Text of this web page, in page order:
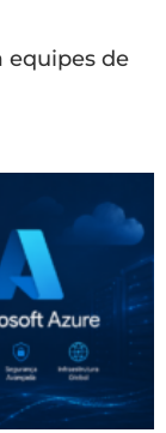
equipes de